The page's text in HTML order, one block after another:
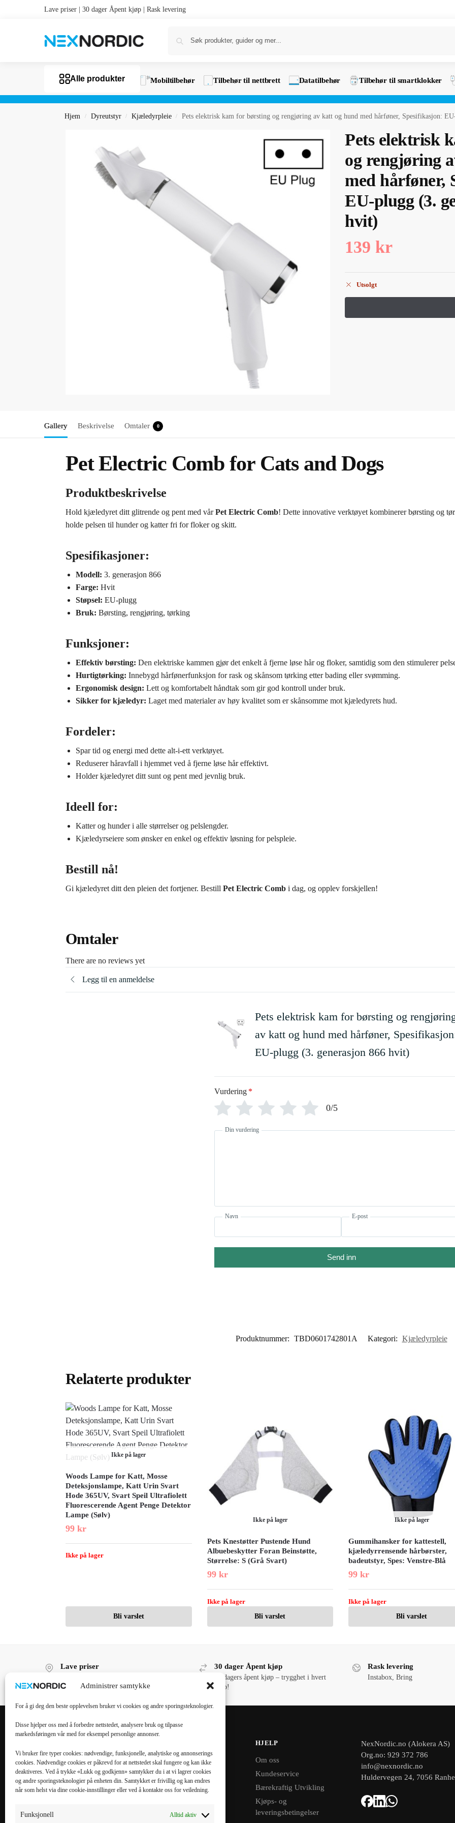
Administrer samtykke
For å gi deg den beste opplevelsen bruker vi cookies og andre sporingsteknologier.
Disse hjelper oss med å forbedre nettstedet, analysere bruk og tilpasse
markedsføringen vår med for eksempel personlige annonser.
Vi bruker fire typer cookies: nødvendige, funksjonelle, analytiske og annonserings
cookies. Nødvendige cookies er påkrevd for at nettstedet skal fungere og kan ikke
deaktiveres. Ved å trykke «Lukk og godkjenn» samtykker du i at vi lagrer cookies
og andre sporingsteknologier på enheten din. Samtykket er frivillig og kan endres
når som helst via dine cookie-innstillinger eller ved å kontakte oss for veiledning.
Funksjonell Alltid aktiv
Lave priser | 30 dager Åpent kjøp | Rask levering
Alle produkter Mobiltilbehør Tilbehør til nettbrett Datatilbehør Tilbehør til smartklokker
Hjem / Dyreutstyr / Kjæledyrpleie / Pets elektrisk kam for børsting og rengjøring av katt og hund med hårføner, Spesifikasjon:
Pets elektrisk
og rengjøring
med hårføner,
EU-plugg (3.
hvit)
139 kr
Utsolgt
Gallery Beskrivelse Omtaler 0
Pet Electric Comb for Cats and Dogs
Produktbeskrivelse
Hold kjæledyret ditt glitrende og pent med vårPet Electric Comb! Dette innovative verktøyet kombinerer børsting og
holde pelsen til hunder og katter fri for floker og skitt.
Spesifikasjoner:
Modell: 3. generasjon 866
Farge: Hvit
Støpsel: EU-plugg
Bruk: Børsting, rengjøring, tørking
Funksjoner:
Effektiv børsting: Den elektriske kammen gjør det enkelt å fjerne løse hår og floker, samtidig som den stimulerer
Hurtigtørking: Innebygd hårfønerfunksjon for rask og skånsom tørking etter bading eller svømming.
Ergonomisk design: Lett og komfortabelt håndtak som gir god kontroll under bruk.
Sikker for kjæledyr: Laget med materialer av høy kvalitet som er skånsomme mot kjæledyrets hud.
Fordeler:
Spar tid og energi med dette alt-i-ett verktøyet.
Reduserer håravfall i hjemmet ved å fjerne løse hår effektivt.
Holder kjæledyret ditt sunt og pent med jevnlig bruk.
Ideell for:
Katter og hunder i alle størrelser og pelslengder.
Kjæledyrseiere som ønsker en enkel og effektiv løsning for pelspleie.
Bestill nå!
Gi kjæledyret ditt den pleien det fortjener. Bestill Pet Electric Combi dag, og opplev forskjellen!
Omtaler
There are no reviews yet
Legg til en anmeldelse
Pets elektrisk kam for børsting og
av katt og hund med hårføner,
EU-plugg (3. generasjon 866 hvit)
Vurdering *
0/5
Din vurdering
Navn E-post
Send inn
Produktnummer: TBD0601742801A Kategori: Kjæledyrpleie
Relaterte produkter
Ikke på lager
Woods Lampe for Katt, Mosse
Deteksjonslampe, Katt Urin Svart
Hode 365UV, Svart Speil Ultrafiolett
Fluorescerende Agent Penge Detektor
Lampe (Sølv)
99 kr
Ikke på lager
Bli varslet
Ikke på lager
Pets Knestøtter Pustende Hund
Albuebeskytter Foran Beinstøtte,
Størrelse: S (Grå Svart)
99 kr
Ikke på lager
Bli varslet
Ikke på lager
Gummihansker for kattestell,
kjæledyrrensende hårbørster,
badeutstyr, Spes: Venstre-Blå
99kr
Ikke på lager
Bli varslet
Lave priser 30 dager Åpent kjøp
30 dagers åpent kjøp – trygghet i hvert
kjøp!
Rask levering
Instabox, Bring
KATEGORIER
Mobiltilbehør
Tilbehør til nettbrett
Kabler & Ladere
MOBILTILBEHØR
iPhone 16 Pro Max
iPhone 16 Pro
iPhone 16
HJELP
Om oss
Kundeservice
Bærekraftig Utvikling
Kjøps- og
leveringsbetingelser
NexNordic.no (Alokera AS)
Org.no: 929 372 786
info@nexnordic.no
Huldervegen 24, 7056